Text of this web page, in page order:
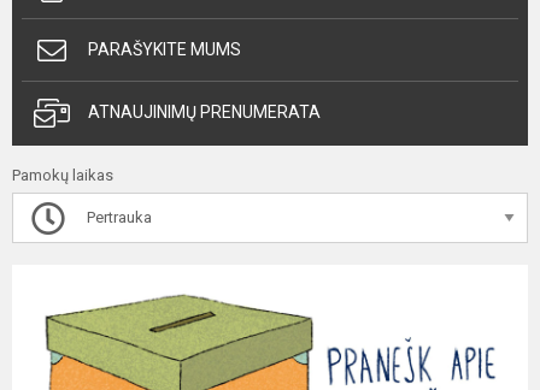
PARAŠYKITE MUMS
ATNAUJINIMŲ PRENUMERATA
Pamokų laikas
Pertrauka